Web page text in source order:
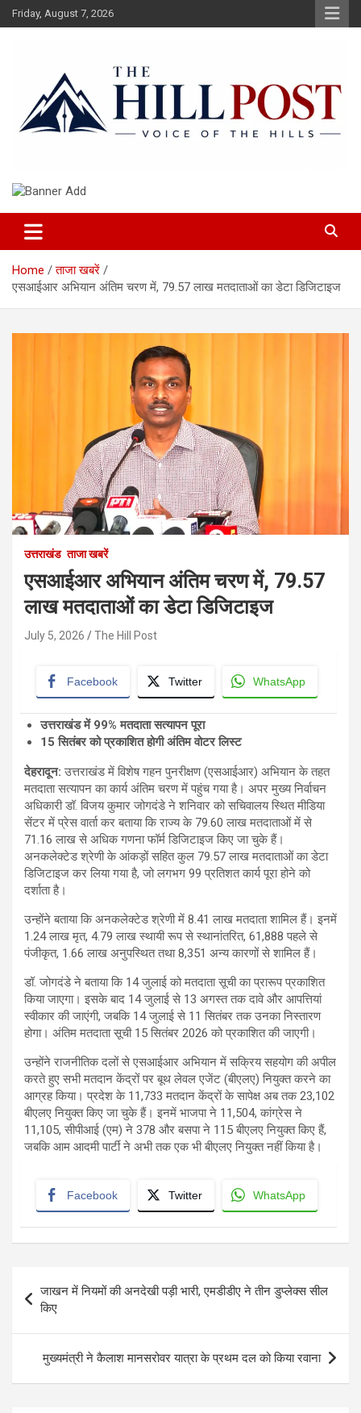
Skip
to
Friday, August 7, 2026
The Hillpost
Home
ताजा खबरें
एसआईआर अभियान अंतिम चरण में, 79.57 लाख मतदाताओं का डेटा डिजिटाइज
उत्तराखंड ताजा खबरें
एसआईआर अभियान अंतिम चरण में, 79.57
लाख मतदाताओं का डेटा डिजिटाइज
July 5, 2026 The Hill Post
Facebook Twitter WhatsApp
उत्तराखंड में 99% मतदाता सत्यापन पूरा
15 सितंबर को प्रकाशित होगी अंतिम वोटर लिस्ट
देहरादून: उत्तराखंड में विशेष गहन पुनरीक्षण (एसआईआर) अभियान के तहत
मतदाता सत्यापन का कार्य अंतिम चरण में पहुंच गया है। अपर मुख्य निर्वाचन
अधिकारी डॉ. विजय कुमार जोगदंडे ने शनिवार को सचिवालय स्थित मीडिया
सेंटर में प्रेस वार्ता कर बताया कि राज्य के 79.60 लाख मतदाताओं में से
71.16 लाख से अधिक गणना फॉर्म डिजिटाइज किए जा चुके हैं।
अनकलेक्टेड श्रेणी के आंकड़ों सहित कुल 79.57 लाख मतदाताओं का डेटा
डिजिटाइज कर लिया गया है, जो लगभग 99 प्रतिशत कार्य पूरा होने को
दर्शाता है।
उन्होंने बताया कि अनकलेक्टेड श्रेणी में 8.41 लाख मतदाता शामिल हैं। इनमें
1.24 लाख मृत, 4.79 लाख स्थायी रूप से स्थानांतरित, 61,888 पहले से
पंजीकृत, 1.66 लाख अनुपस्थित तथा 8,351 अन्य कारणों से शामिल हैं।
डॉ. जोगदंडे ने बताया कि 14 जुलाई को मतदाता सूची का प्रारूप प्रकाशित
किया जाएगा। इसके बाद 14 जुलाई से 13 अगस्त तक दावे और आपत्तियां
स्वीकार की जाएंगी, जबकि 14 जुलाई से 11 सितंबर तक उनका निस्तारण
होगा। अंतिम मतदाता सूची 15 सितंबर 2026 को प्रकाशित की जाएगी।
उन्होंने राजनीतिक दलों से एसआईआर अभियान में सक्रिय सहयोग की अपील
करते हुए सभी मतदान केंद्रों पर बूथ लेवल एजेंट (बीएलए) नियुक्त करने का
आग्रह किया। प्रदेश के 11,733 मतदान केंद्रों के सापेक्ष अब तक 23,102
बीएलए नियुक्त किए जा चुके हैं। इनमें भाजपा ने 11,504, कांग्रेस ने
11,105, सीपीआई (एम) ने 378 और बसपा ने 115 बीएलए नियुक्त किए हैं,
जबकि आम आदमी पार्टी ने अभी तक एक भी बीएलए नियुक्त नहीं किया है।
Facebook Twitter WhatsApp
navigation
जाखन में नियमों की अनदेखी पड़ी भारी, एमडीडीए ने तीन डुप्लेक्स सील
किए
मुख्यमंत्री ने कैलाश मानसरोवर यात्रा के प्रथम दल को किया रवाना